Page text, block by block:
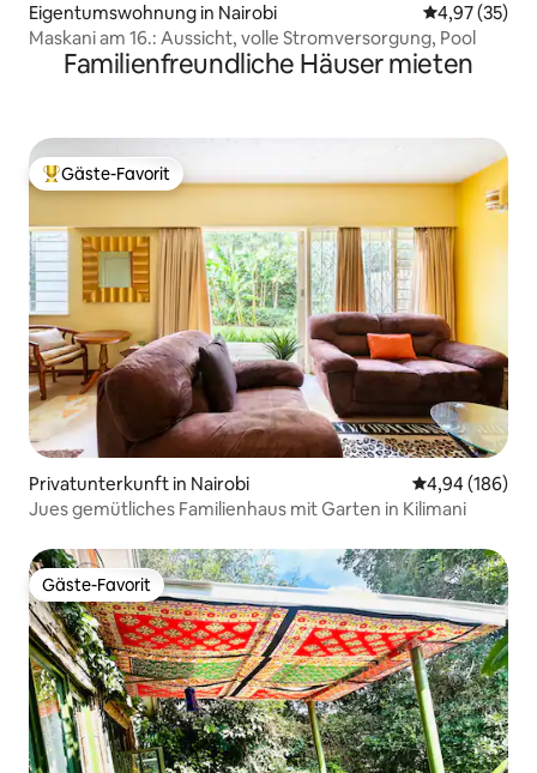
Eigentumswohnung in Nairobi
4,97 (35)
Maskani am 16.: Aussicht, volle Stromversorgung, Pool
Familienfreundliche Häuser mieten
Beliebter Gäste-Favorit.
Gäste-Favorit
Privatunterkunft in Nairobi
4,94 (186)
Jues gemütliches Familienhaus mit Garten in Kilimani
Gäste-Favorit
Gäste-Favorit